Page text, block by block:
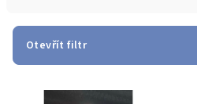
r
Otevřít filtr